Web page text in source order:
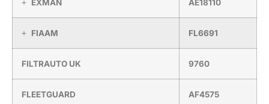
EXMAN AE18110
FIAAM FL6691
FILTRAUTO UK 9760
FLEETGUARD AF4575